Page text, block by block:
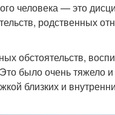
человека — это
родственных
обстоятельств,
было очень тяжело
близких и